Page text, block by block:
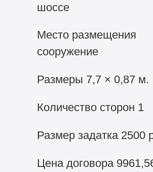
шоссе
Место размещения
сооружение
Размеры 7,7 × 0,87 м.
Количество сторон 1
Размер задатка 2500
Цена договора